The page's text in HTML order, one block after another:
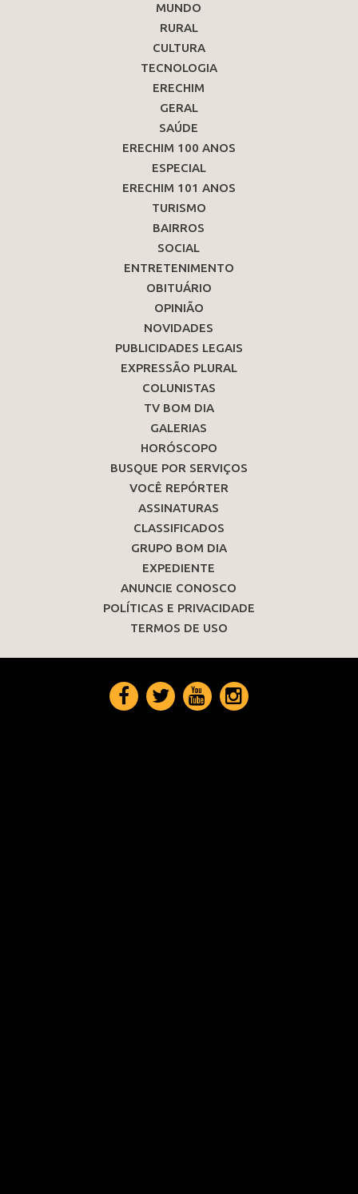
MUNDO
RURAL
CULTURA
TECNOLOGIA
ERECHIM
GERAL
SAÚDE
ERECHIM 100 ANOS
ESPECIAL
ERECHIM 101 ANOS
TURISMO
BAIRROS
SOCIAL
ENTRETENIMENTO
OBITUÁRIO
OPINIÃO
NOVIDADES
PUBLICIDADES LEGAIS
EXPRESSÃO PLURAL
COLUNISTAS
TV BOM DIA
GALERIAS
HORÓSCOPO
BUSQUE POR SERVIÇOS
VOCÊ REPÓRTER
ASSINATURAS
CLASSIFICADOS
GRUPO BOM DIA
EXPEDIENTE
ANUNCIE CONOSCO
POLÍTICAS E PRIVACIDADE
TERMOS DE USO